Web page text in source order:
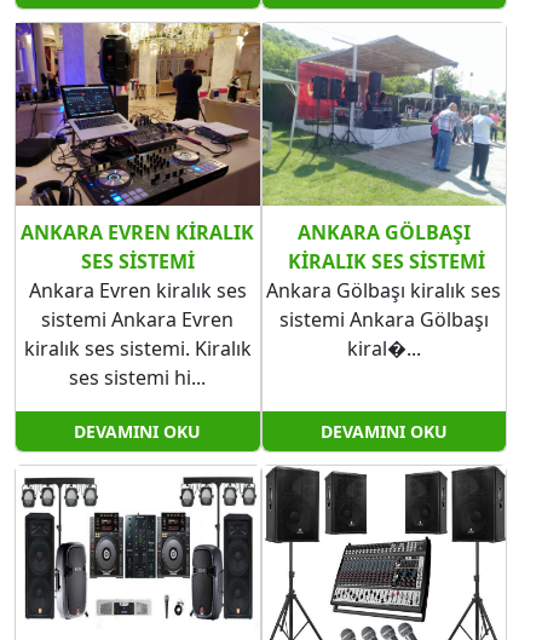
ANKARA EVREN KIRALIK
SES SISTEMI
Ankara Evren kiralık ses
sistemi Ankara Evren
kiralık ses sistemi. Kiralık
ses sistemi hi...
DEVAMINI OKU
ANKARA GÖLBAŞI​​​​​​​
KIRALIK SES SISTEMI
Ankara Gölbaşı kiralık ses
sistemi Ankara Gölbaşı​​​​​​​
kiral�...
DEVAMINI OKU